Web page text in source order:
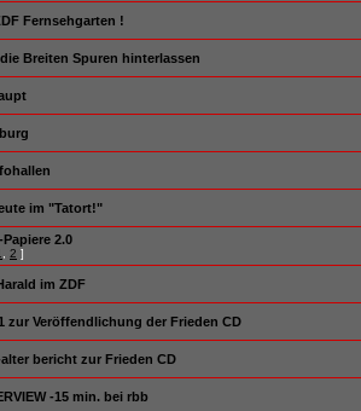
Fernsehgarten !
Breiten Spuren hinterlassen
im "Tatort!"
2.0
2 ]
im ZDF
zur Veröffendlichung der Frieden CD
bericht zur Frieden CD
-15 min. bei rbb